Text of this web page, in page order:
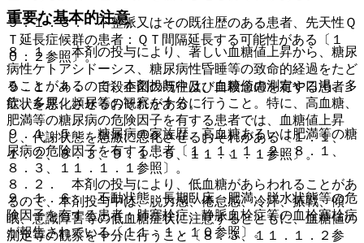
９．１．３． 不整脈又はその既往歴のある患者、先天性Ｑ
Ｔ延長症候群の患者：ＱＴ間隔延長する可能性がある〔１
０．２参照〕。
９．１．４． 自殺企図の既往及び自殺念慮を有する患者：
症状を悪化させるおそれがある。
９．１．５． 糖尿病の家族歴、高血糖あるいは肥満等の糖
尿病の危険因子を有する患者〔１．１、１．２、８．１、
８．３、１１．１．１参照〕。
９．１．６． 不動状態、長期臥床、肥満、脱水状態等の危
険因子を有する患者：肺塞栓症、静脈血栓症等の血栓塞栓症
が報告されている〔１１．１．１０参照〕。
重要な基本的注意
８．１． 本剤の投与により、著しい血糖値上昇から、糖尿
病性ケトアシドーシス、糖尿病性昏睡等の致命的経過をたど
ることがあるので、本剤投与中は、血糖値の測定や口渇、多
飲、多尿、頻尿等の観察を十分に行うこと。特に、高血糖、
肥満等の糖尿病の危険因子を有する患者では、血糖値上昇
し、代謝状態を急激に悪化させるおそれがある〔１．１、
１．２、８．３、９．１．５、１１．１．１参照〕。
８．２． 本剤の投与により、低血糖があらわれることがあ
るので、本剤投与中は、脱力感、倦怠感、冷汗、振戦、傾
眠、意識障害等の低血糖症状に注意するとともに、血糖値の
測定等の観察を十分に行うこと〔８．３、１１．１．２参